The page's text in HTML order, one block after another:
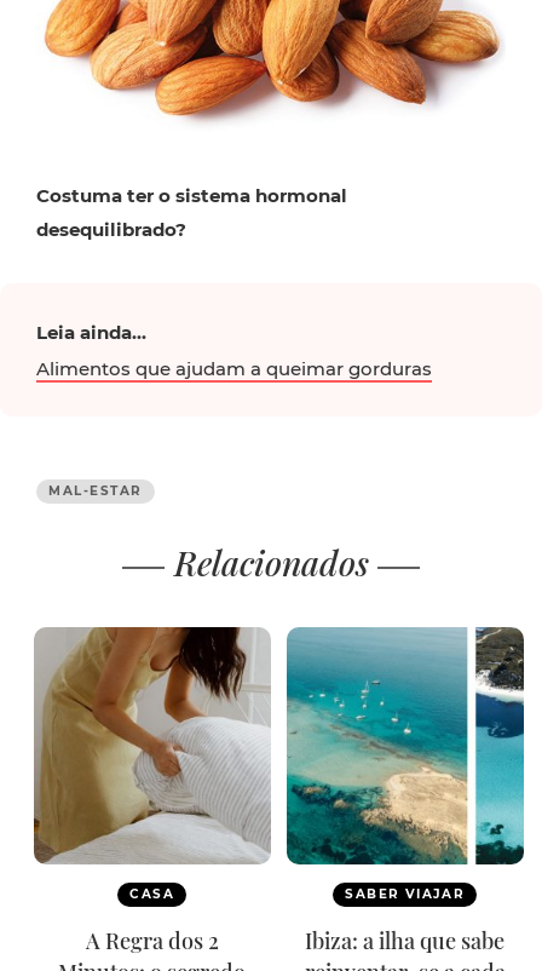
Costuma ter o sistema hormonal
desequilibrado?
Leia ainda...
Alimentos que ajudam a queimar gorduras
MAL-ESTAR
Relacionados
CASA
A Regra dos 2
SABER VIAJAR
Ibiza: a ilha que sabe